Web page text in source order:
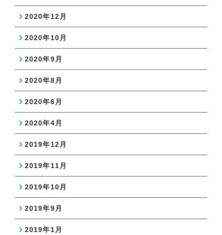
2020年12月
2020年10月
2020年9月
2020年8月
2020年6月
2020年4月
2019年12月
2019年11月
2019年10月
2019年9月
2019年1月